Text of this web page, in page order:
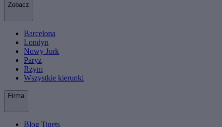
Zobacz
Barcelona
Londyn
Nowy Jork
Paryż
Rzym
Wszystkie kierunki
Firma
Blog Tiqets